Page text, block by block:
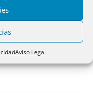
Aviso Legal